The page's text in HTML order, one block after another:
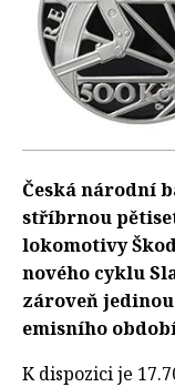
Česká národní
stříbrnou
lokomotivy
nového cyklu
zároveň
emisního
K dispozici je